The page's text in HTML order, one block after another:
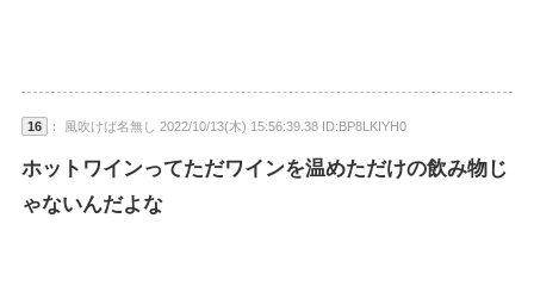
16 ： 風吹けば名無し 2022/10/13(木) 15:56:39.38 ID:BP8LKIYH0
ホットワインってただワインを温めただけの飲み物じ
ゃないんだよな